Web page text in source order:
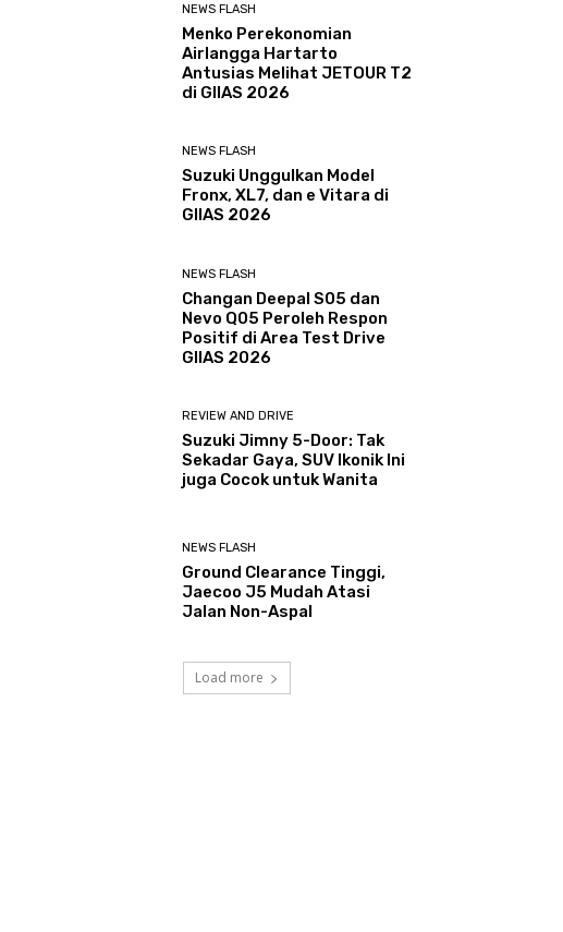
NEWS FLASH
Menko Perekonomian
Airlangga Hartarto
Antusias Melihat JETOUR T2
di GIIAS 2026
NEWS FLASH
Suzuki Unggulkan Model
Fronx, XL7, dan e Vitara di
GIIAS 2026
NEWS FLASH
Changan Deepal S05 dan
Nevo Q05 Peroleh Respon
Positif di Area Test Drive
GIIAS 2026
REVIEW AND DRIVE
Suzuki Jimny 5-Door: Tak
Sekadar Gaya, SUV Ikonik Ini
juga Cocok untuk Wanita
NEWS FLASH
Ground Clearance Tinggi,
Jaecoo J5 Mudah Atasi
Jalan Non-Aspal
Load more